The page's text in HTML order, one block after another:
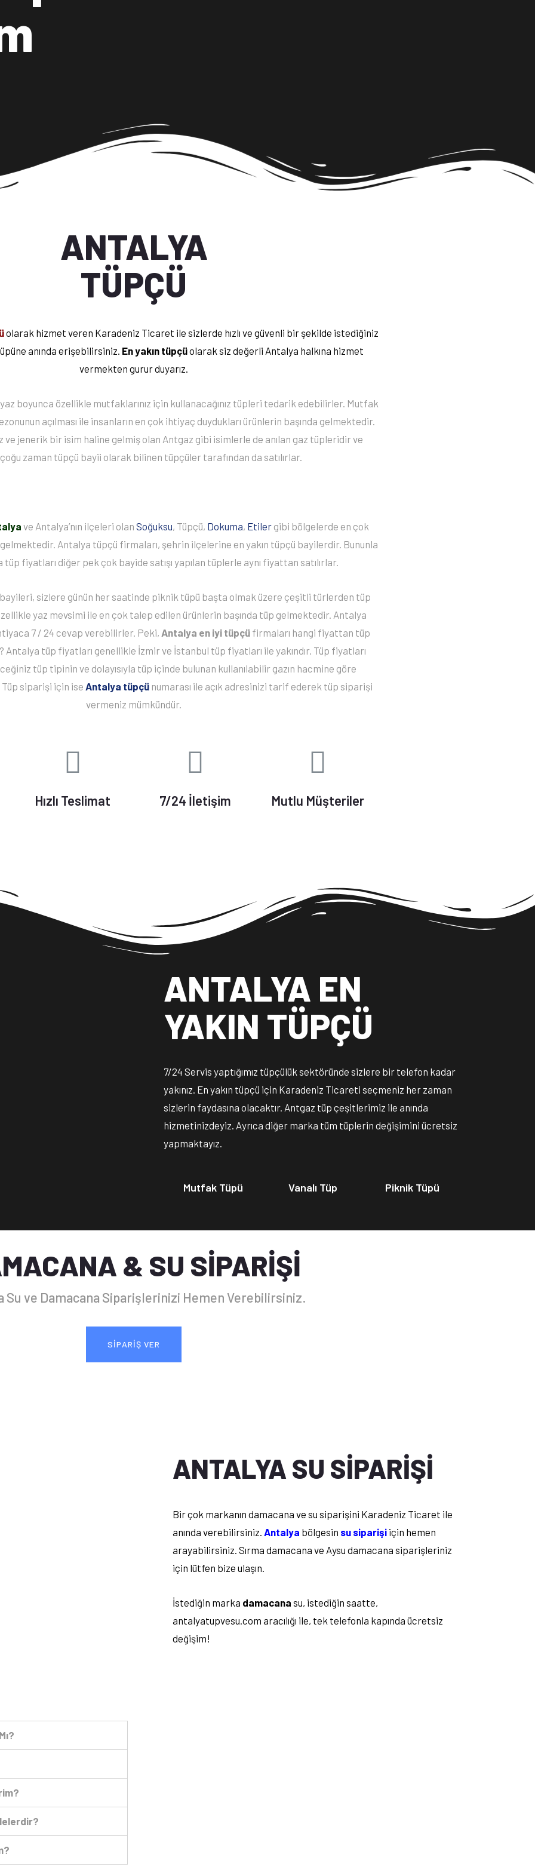
ANTALYA
TÜPÇÜ
olarak hizmet veren Karadeniz Ticaret ile sizlerde hızlı ve güvenli bir şekilde istediğiniz
anında erişebilirsiniz. En yakın tüpçüolarak siz değerli Antalya halkına hizmet
vermekten gurur duyarız.
boyunca özellikle mutfaklarınız için kullanacağınız tüpleri tedarik edebilirler. Mutfak
açılması ile insanların en çok ihtiyaç duydukları ürünlerin başında gelmektedir.
jenerik bir isim haline gelmiş olan Antgaz gibi isimlerle de anılan gaz tüpleridir ve
zaman tüpçü bayii olarak bilinen tüpçüler tarafından da satılırlar.
ve Antalya’nın ilçeleri olan Soğuksu, Tüpçü, Dokuma, Etilergibi bölgelerde en çok
Antalya tüpçü firmaları, şehrin ilçelerine en yakın tüpçü bayilerdir. Bununla
fiyatları diğer pek çok bayide satışı yapılan tüplerle aynı fiyattan satılırlar.
bayileri, sizlere günün her saatinde piknik tüpü başta olmak üzere çeşitli türlerden tüp
yaz mevsimi ile en çok talep edilen ürünlerin başında tüp gelmektedir. Antalya
7 / 24 cevap verebilirler. Peki, Antalya en iyi tüpçüfirmaları hangi fiyattan tüp
Antalya tüp fiyatları genellikle İzmir ve İstanbul tüp fiyatları ile yakındır. Tüp fiyatları
tüp tipinin ve dolayısıyla tüp içinde bulunan kullanılabilir gazın hacmine göre
siparişi için ise Antalya tüpçü numarası ile açık adresinizi tarif ederek tüp siparişi
vermeniz mümkündür.
Hızlı Teslimat 7/24 İletişim Mutlu Müşteriler
ANTALYA EN
YAKIN TÜPÇÜ
7/24 Servis yaptığımız tüpçülük sektöründe sizlere bir telefon kadar
yakınız. En yakın tüpçü için Karadeniz Ticareti seçmeniz her zaman
sizlerin faydasına olacaktır. Antgaz tüp çeşitlerimiz ile anında
hizmetinizdeyiz. Ayrıca diğer marka tüm tüplerin değişimini ücretsiz
yapmaktayız.
Mutfak Tüpü Vanalı Tüp Piknik Tüpü
& SU SİPARİŞİ
Su ve Damacana Siparişlerinizi Hemen Verebilirsiniz.
SİPARİŞ VER
ANTALYA SU SİPARİŞİ
Bir çok markanın damacana ve su siparişini Karadeniz Ticaret ile
anında verebilirsiniz. Antalya bölgesin su siparişi için hemen
arayabilirsiniz. Sırma damacana ve Aysu damacana siparişleriniz
için lütfen bize ulaşın.
İstediğin marka damacana su, istediğin saatte,
antalyatupvesu.com aracılığı ile, tek telefonla kapında ücretsiz
değişim!